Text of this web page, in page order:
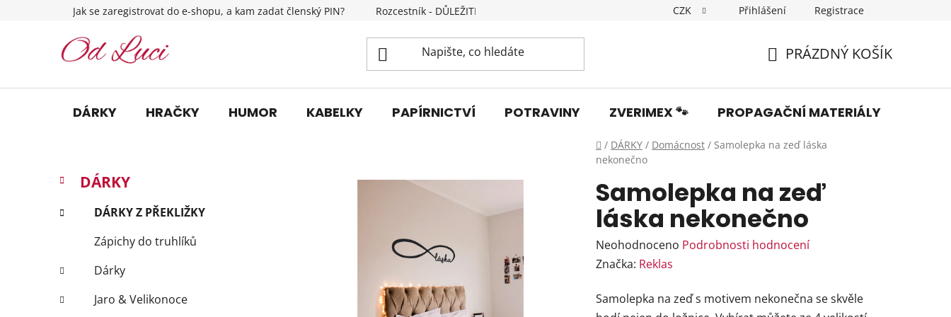
Jak se zaregistrovat do e-shopu, a kam zadat členský PIN? Rozcestník - DŮLEŽITÉ INFORMACE Dopravné Obchodní podmínky Podmínky ochrany
CZK Přihlášení Registrace
KOŠÍK
PRÁZDNÝ KOŠÍK
DÁRKY HRAČKY HUMOR KABELKY PAPÍRNICTVÍ POTRAVINY ZVERIMEX 🐾 PROPAGAČNÍ MATERIÁLY
Domů
/ DÁRKY / Domácnost / Samolepka na zeď láska
nekonečno
P
s
a
n
Přeskočit
kategorie
K
a
e
r
e
DÁRKY
DÁRKY Z PŘEKLIŽKY
Zápichy do truhlíků
Dárky
Jaro & Velikonoce
Samolepka na zeď
láska nekonečno
Průměrné
hodnocení
je
Neohodnoceno Podrobnosti hodnocení
Značka: Reklas
Samolepka na zeď s motivem nekonečna se skvěle